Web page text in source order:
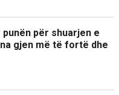
për shuarjen e
gjen më të fortë dhe